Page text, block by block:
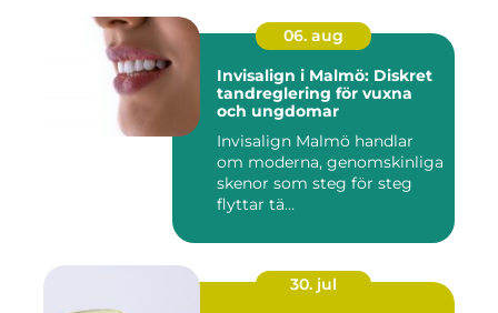
06. aug
Invisalign i Malmö: Diskret
tandreglering för vuxna
och ungdomar
Invisalign Malmö handlar
om moderna, genomskinliga
skenor som steg för steg
flyttar tä...
30. jul